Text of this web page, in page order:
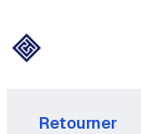
Retourner